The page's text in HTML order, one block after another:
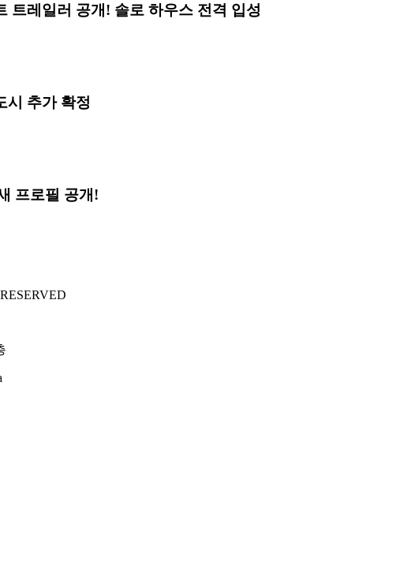
트레일러 공개! 솔로 하우스 전격 입성
시 추가 확정
프로필 공개!